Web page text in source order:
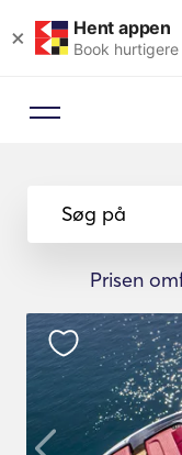
× Hent appen
Book
Søg på
Prisen